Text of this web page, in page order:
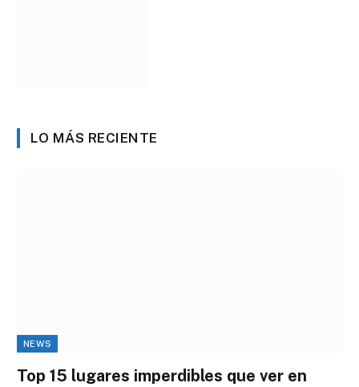
LO MÁS RECIENTE
NEWS
Top 15 lugares imperdibles que ver en